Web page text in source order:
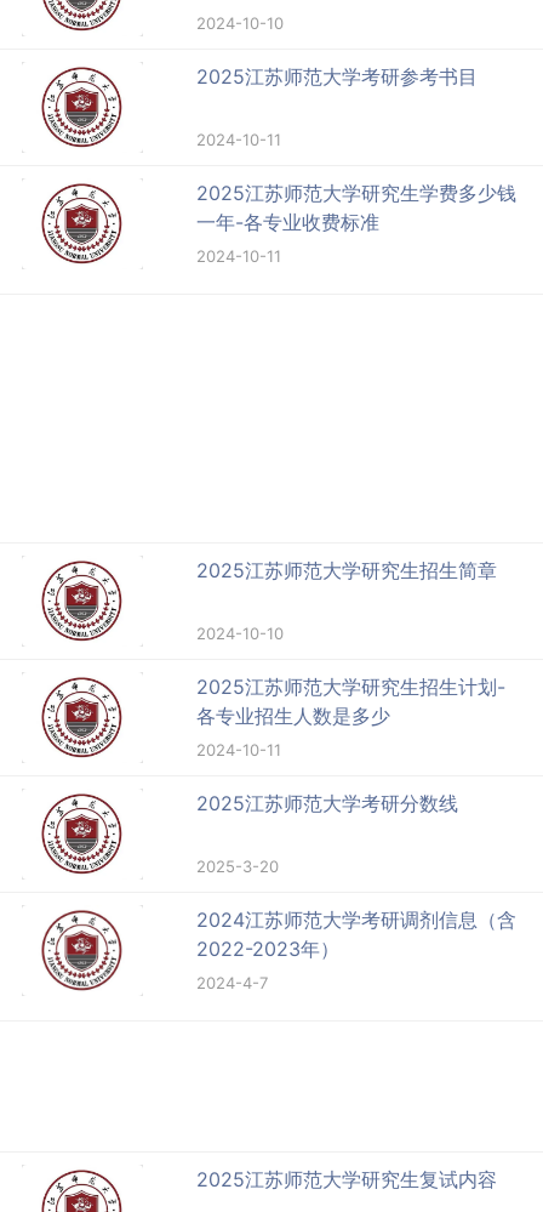
2024-10-10
2025江苏师范大学考研参考书目
2024-10-11
2025江苏师范大学研究生学费多少钱
一年-各专业收费标准
2024-10-11
2025江苏师范大学研究生招生简章
2024-10-10
2025江苏师范大学研究生招生计划-
各专业招生人数是多少
2024-10-11
2025江苏师范大学考研分数线
2025-3-20
2024江苏师范大学考研调剂信息（含
2022-2023年）
2024-4-7
2025江苏师范大学研究生复试内容